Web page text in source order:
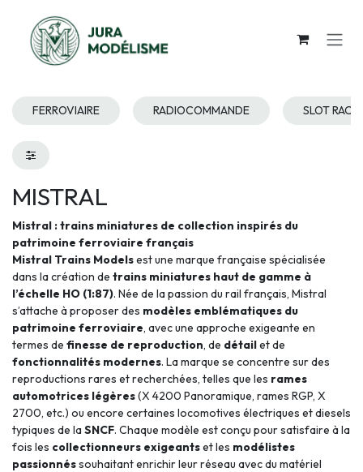
FERROVIAIRE RADIOCOMMANDE SLOT
MISTRAL
Mistral : trains miniatures de collection inspirés du
patrimoine ferroviaire français
Mistral Trains Modelsest une marque française spécialisée
dans la création de trains miniatures haut de gamme à
l’échelle HO (1:87). Née de la passion du rail français, Mistral
s’attache à proposer des modèles emblématiques du
patrimoine ferroviaire, avec une approche exigeante en
termes de finesse de reproduction, de détailet de
fonctionnalités modernes. La marque se concentre sur des
reproductions rares et recherchées, telles que les rames
automotrices légères(X 4200 Panoramique, rames RGP, X
2700, etc.) ou encore certaines locomotives électriques et diesels
typiques de laSNCF. Chaque modèle est conçu pour satisfaire à la
fois les collectionneurs exigeantset les modélistes
passionnéssouhaitant enrichir leur réseau avec du matériel